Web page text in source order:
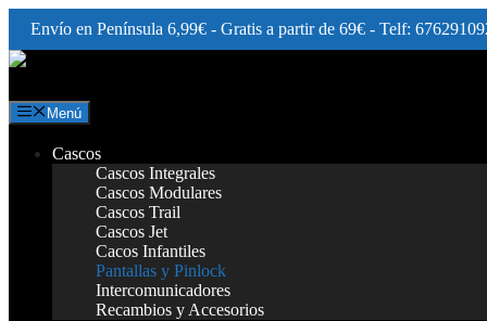
Envío en Península 6,99€ - Gratis a partir de 69€ - Telf:
Saltar
contenido
Menú
Cascos
Cascos Integrales
Cascos Modulares
Cascos Trail
Cascos Jet
Cacos Infantiles
Pantallas y Pinlock
Intercomunicadores
Recambios y Accesorios